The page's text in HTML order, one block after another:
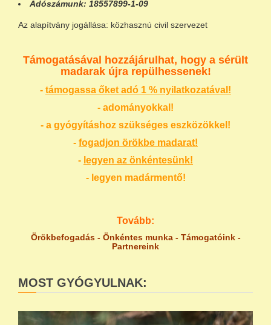
Adószámunk: 18557899-1-09
Az alapítvány jogállása: közhasznú civil szervezet
Támogatásával hozzájárulhat, hogy a sérült
madarak újra repülhessenek!
- támogassa őket adó 1 % nyilatkozatával!
- adományokkal!
- a gyógyításhoz szükséges eszközökkel!
- fogadjon örökbe madarat!
- legyen az önkéntesünk!
- legyen madármentő!
Tovább:
Örökbefogadás - Önkéntes munka- Támogatóink-
Partnereink
MOST GYÓGYULNAK: